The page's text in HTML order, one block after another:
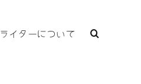
ライターについて